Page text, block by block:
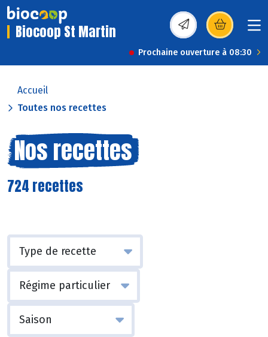
Biocoop St Martin (s’ouvre dans une
Prochaine ouverture à 08:30
Accueil
Toutes nos recettes
Nos recettes
724 recettes